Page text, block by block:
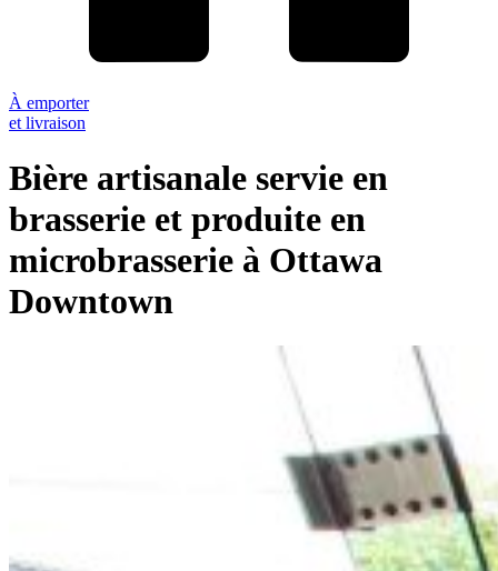
À emporter
et livraison
Bière artisanale servie en
brasserie et produite en
microbrasserie à Ottawa
Downtown